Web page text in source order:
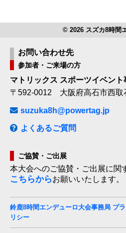
© 2026 スズカ8時間
お問い合わせ先
参加者・ご来場の方
マトリックス スポーツイベント
〒592-0012 大阪府高石市西取
suzuka8h@powertag.jp
よくあるご質問
ご協賛・ご出展
本大会へのご協賛・ご出展に関
こちらからお願いいたします。
鈴鹿8時間エンデューロ大会事務局 プ
リシー